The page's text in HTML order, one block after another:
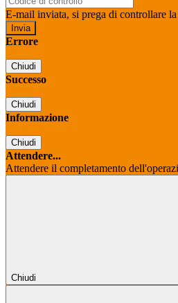
E-mail inviata, si prega di controllare
Errore
Chiudi
Successo
Chiudi
Informazione
Chiudi
Attendere...
Attendere il completamento
Chiudi